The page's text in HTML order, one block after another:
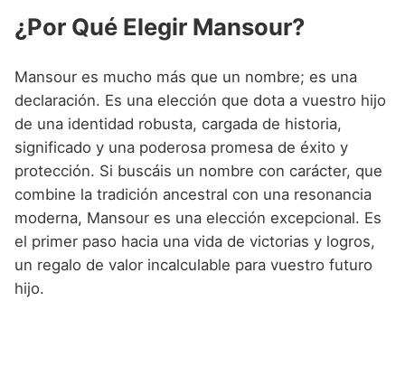
¿Por Qué Elegir Mansour?
Mansour es mucho más que un nombre; es una
declaración. Es una elección que dota a vuestro hijo
de una identidad robusta, cargada de historia,
significado y una poderosa promesa de éxito y
protección. Si buscáis un nombre con carácter, que
combine la tradición ancestral con una resonancia
moderna, Mansour es una elección excepcional. Es
el primer paso hacia una vida de victorias y logros,
un regalo de valor incalculable para vuestro futuro
hijo.